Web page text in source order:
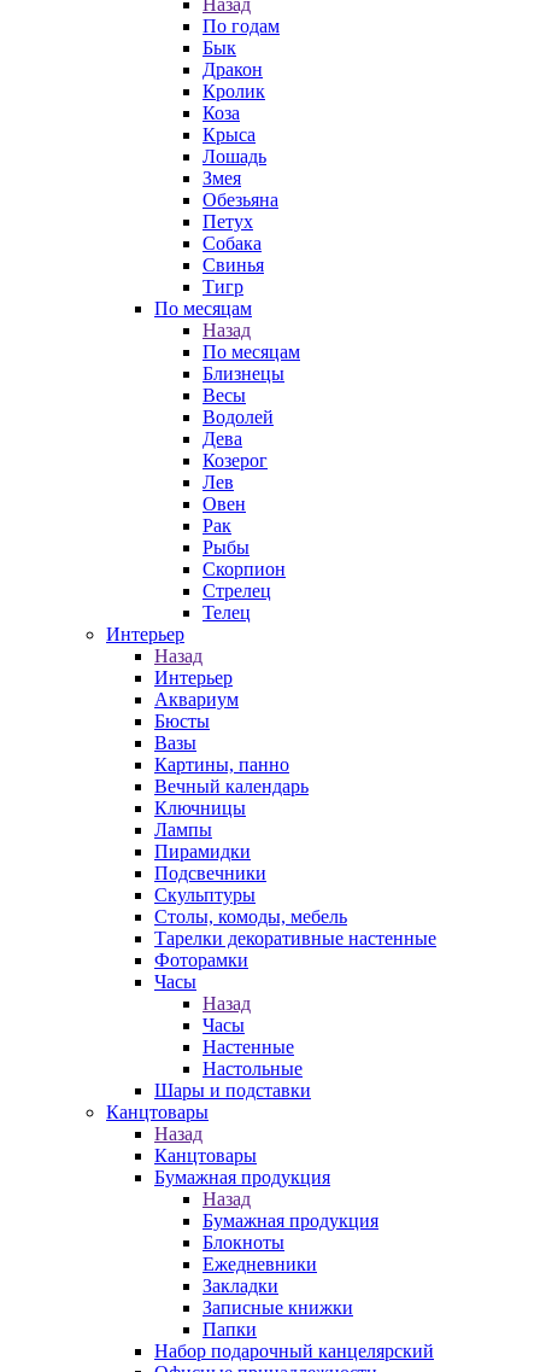
Назад
По годам
Бык
Дракон
Кролик
Коза
Крыса
Лошадь
Змея
Обезьяна
Петух
Собака
Свинья
Тигр
По месяцам
Назад
По месяцам
Близнецы
Весы
Водолей
Дева
Козерог
Лев
Овен
Рак
Рыбы
Скорпион
Стрелец
Телец
Интерьер
Назад
Интерьер
Аквариум
Бюсты
Вазы
Картины, панно
Вечный календарь
Ключницы
Лампы
Пирамидки
Подсвечники
Скульптуры
Столы, комоды, мебель
Тарелки декоративные настенные
Фоторамки
Часы
Назад
Часы
Настенные
Настольные
Шары и подставки
Канцтовары
Назад
Канцтовары
Бумажная продукция
Назад
Бумажная продукция
Блокноты
Ежедневники
Закладки
Записные книжки
Папки
Набор подарочный канцелярский